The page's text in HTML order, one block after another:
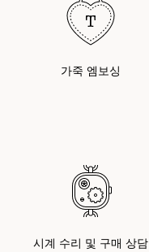
가죽 엠보싱
시계 수리 및 구매 상담